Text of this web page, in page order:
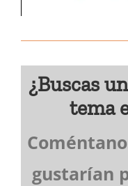
¿Buscas
tema
gustarían